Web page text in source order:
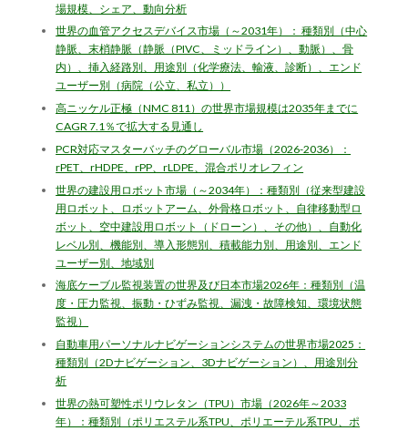
場規模、シェア、動向分析
世界の血管アクセスデバイス市場（～2031年）： 種類別（中心
静脈、末梢静脈（静脈（PIVC、ミッドライン）、動脈）、骨
内）、挿入経路別、用途別（化学療法、輸液、診断）、エンド
ユーザー別（病院（公立、私立））
高ニッケル正極（NMC 811）の世界市場規模は2035年までに
CAGR 7.1％で拡大する見通し
PCR対応マスターバッチのグローバル市場（2026-2036）：
rPET、rHDPE、rPP、rLDPE、混合ポリオレフィン
世界の建設用ロボット市場（～2034年）：種類別（従来型建設
用ロボット、ロボットアーム、外骨格ロボット、自律移動型ロ
ボット、空中建設用ロボット（ドローン）、その他）、自動化
レベル別、機能別、導入形態別、積載能力別、用途別、エンド
ユーザー別、地域別
海底ケーブル監視装置の世界及び日本市場2026年：種類別（温
度・圧力監視、振動・ひずみ監視、漏洩・故障検知、環境状態
監視）
自動車用パーソナルナビゲーションシステムの世界市場2025：
種類別（2Dナビゲーション、3Dナビゲーション）、用途別分
析
世界の熱可塑性ポリウレタン（TPU）市場（2026年～2033
年）：種類別（ポリエステル系TPU、ポリエーテル系TPU、ポ